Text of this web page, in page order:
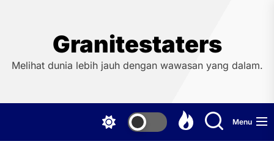
Granitestaters
Melihat dunia lebih jauh dengan wawasan yang dalam.
Menu